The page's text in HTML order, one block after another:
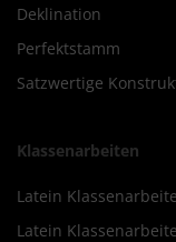
Deklination
Perfektstamm
Satzwertige
Klassenarbeiten
Latein
Latein